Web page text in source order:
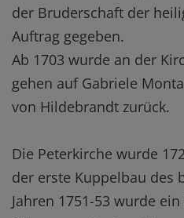
der Bruderschaft der
Auftrag gegeben.
Ab 1703 wurde an der
gehen auf Gabriele
von Hildebrandt zurück.
Die Peterkirche wurde
der erste Kuppelbau des
Jahren 1751-53 wurde